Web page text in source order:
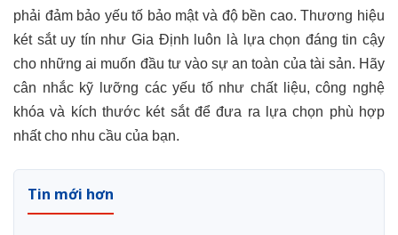
phải đảm bảo yếu tố bảo mật và độ bền cao. Thương hiệu
két sắt uy tín như Gia Định luôn là lựa chọn đáng tin cậy
cho những ai muốn đầu tư vào sự an toàn của tài sản. Hãy
cân nhắc kỹ lưỡng các yếu tố như chất liệu, công nghệ
khóa và kích thước két sắt để đưa ra lựa chọn phù hợp
nhất cho nhu cầu của bạn.
Tin mới hơn